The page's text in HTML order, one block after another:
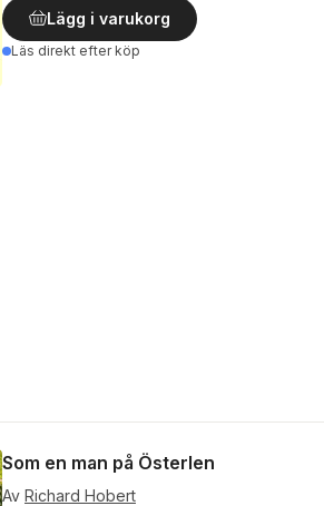
Lägg i varukorg
Läs direkt efter köp
Som en man på Österlen
Av Richard Hobert